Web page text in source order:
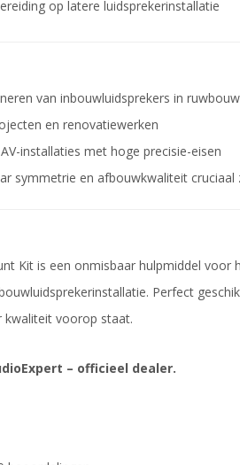
op latere luidsprekerinstallatie
van inbouwluidsprekers in
en renovatiewerken
installaties met hoge precisie-eisen
symmetrie en afbouwkwaliteit cruciaal
Kit is een onmisbaar hulpmiddel voor
Perfect
voorop staat.
– officieel dealer.